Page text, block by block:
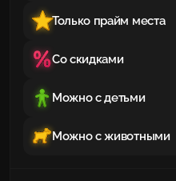
Только прайм места
Со скидками
Можно с детьми
Можно с животными